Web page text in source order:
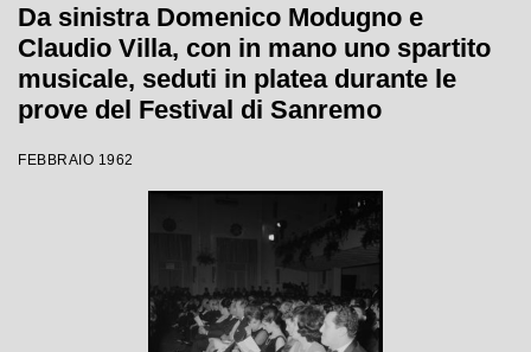
Da sinistra Domenico Modugno e
Claudio Villa, con in mano uno spartito
musicale, seduti in platea durante le
prove del Festival di Sanremo
FEBBRAIO 1962